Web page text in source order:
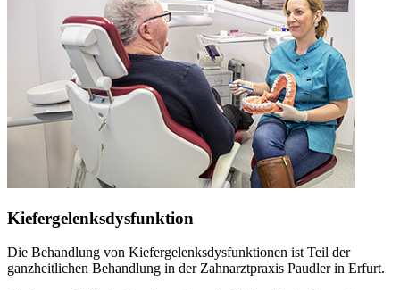
Kiefergelenksdysfunktion
Die Behandlung von Kiefergelenksdysfunktionen ist Teil der
ganzheitlichen Behandlung in der Zahnarztpraxis Paudler in Erfurt.